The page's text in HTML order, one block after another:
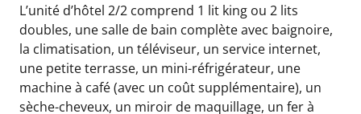
L’unité d’hôtel 2/2 comprend 1 lit king ou 2 lits
doubles, une salle de bain complète avec baignoire,
la climatisation, un téléviseur, un service internet,
une petite terrasse, un mini-réfrigérateur, une
machine à café (avec un coût supplémentaire), un
sèche-cheveux, un miroir de maquillage, un fer à